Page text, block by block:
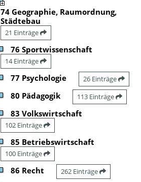
74 Geographie, Raumordnung,
Städtebau
21 Einträge
76 Sportwissenschaft
14 Einträge
77 Psychologie 26 Einträge
80 Pädagogik 113 Einträge
83 Volkswirtschaft
102 Einträge
85 Betriebswirtschaft
100 Einträge
86 Recht 262 Einträge